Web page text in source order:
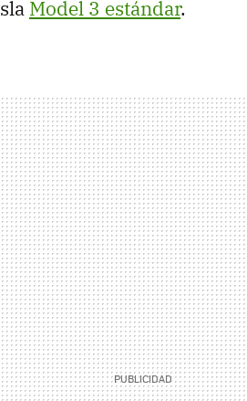
Model 3 estándar.